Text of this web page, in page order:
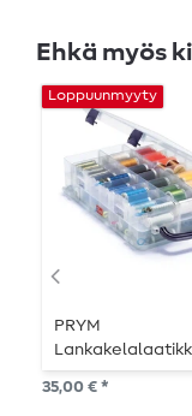
Ehkä myös
Loppuunmyyty
PRYM
35,00 € *